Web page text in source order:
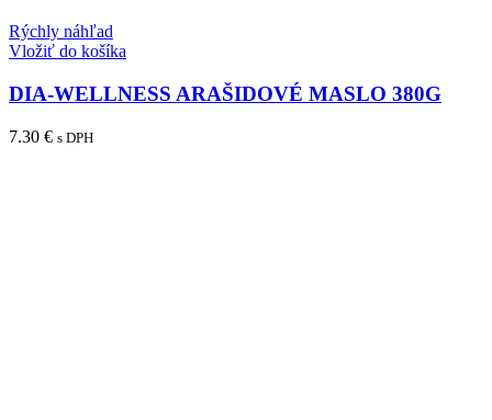
Rýchly náhľad
Vložiť do košíka
DIA-WELLNESS ARAŠIDOVÉ MASLO 380G
7.30 € s DPH